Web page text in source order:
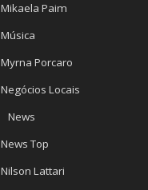
Mikaela Paim
Música
Myrna Porcaro
Negócios Locais
News
News Top
Nilson Lattari